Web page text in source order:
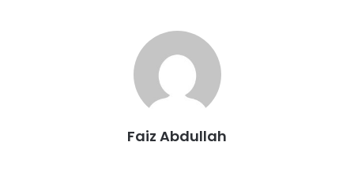
dan seramai 47 peserta, terdiri daripada 33 lelaki dan 14
perempuan, telah menyertai di kem ini dengan penuh
semangat,” ujar Gunasekaren.
Al-Fateh, Muhammad Fitri Muhammad; Bendahari Masjid,
Faiz Abdullah